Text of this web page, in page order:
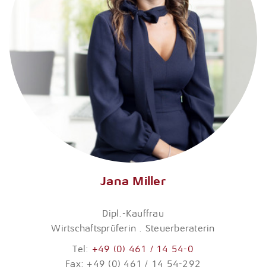
Jana Miller
Dipl.-Kauffrau
Wirtschaftsprüferin . Steuerberaterin
Tel: +49 (0) 461 / 14 54-0
Fax: +49 (0) 461 / 14 54-292